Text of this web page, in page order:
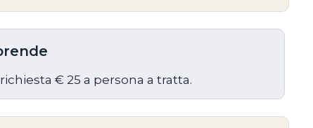
€ 25 a persona a tratta.